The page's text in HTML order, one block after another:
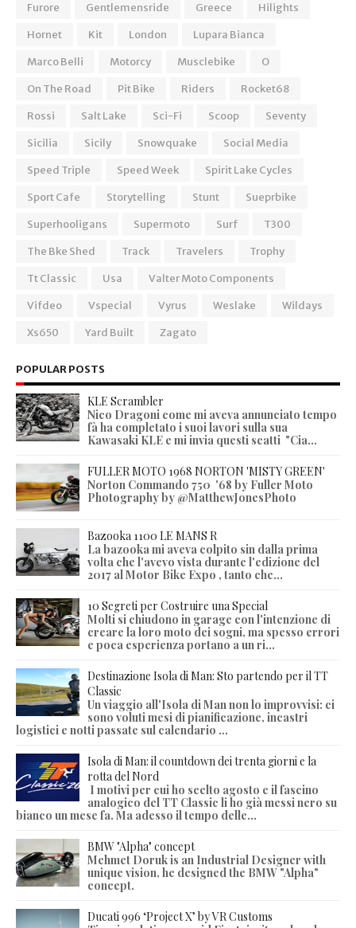
Furore
Gentlemensride Greece
Hilights
Hornet
Kit London
Lupara Bianca
Marco Belli
Motorcy Musclebike
O
On The Road
Pit Bike Riders
Rocket68
Rossi
Salt Lake Sci-Fi Scoop
Seventy
Sicilia
Sicily Snowquake
Social Media
Speed Triple
Speed Week
Spirit Lake Cycles
Sport Cafe
Storytelling Stunt
Sueprbike
Superhooligans
Supermoto Surf
T300
The Bke Shed
Track Travelers
Trophy
Tt Classic
Usa
Valter Moto Components
Vifdeo
Vspecial Vyrus Weslake
Wildays
Xs650
Yard Built Zagato
POPULAR POSTS
KLE Scrambler
Nico Dragoni come mi aveva annunciato tempo
fà ha completato i suoi lavori sulla sua
Kawasaki KLE e mi invia questi scatti "Cia...
FULLER MOTO 1968 NORTON 'MISTY GREEN'
Norton Commando 750 '68 by Fuller Moto
Photography by @MatthewJonesPhoto
Bazooka 1100 LE MANS R
La bazooka mi aveva colpito sin dalla prima
volta che l'avevo vista durante l'edizione del
2017 al Motor Bike Expo , tanto che...
10 Segreti per Costruire una Special
Molti si chiudono in garage con l'intenzione di
creare la loro moto dei sogni, ma spesso errori
e poca esperienza portano a un ri...
Destinazione Isola di Man: Sto partendo per il TT
Classic
Un viaggio all'Isola di Man non lo improvvisi: ci
sono voluti mesi di pianificazione, incastri
logistici e notti passate sul calendario ...
Isola di Man: il countdown dei trenta giorni e la
rotta del Nord
I motivi per cui ho scelto agosto e il fascino
analogico del TT Classic li ho già messi nero su
bianco un mese fa. Ma adesso il tempo delle...
BMW "Alpha" concept
Mehmet Doruk is an Industrial Designer with
unique vision, he designed the BMW "Alpha"
concept.
Ducati 996 ‘Project X’ by VR Customs